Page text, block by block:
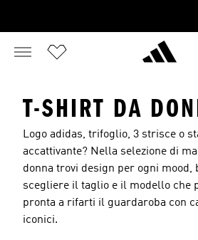
T-SHIRT DA
Logo adidas, trifoglio, 3 strisce o
accattivante? Nella selezione di
donna trovi design per ogni mood,
scegliere il taglio e il modello che
pronta a rifarti il guardaroba con
iconici.